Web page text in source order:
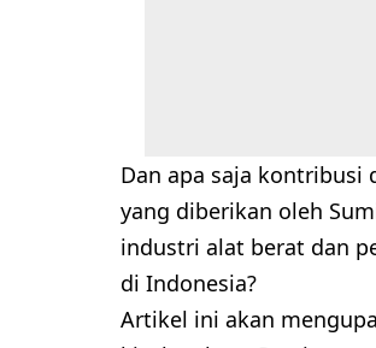
Dan apa saja kontribusi
yang diberikan oleh
industri alat berat dan
di Indonesia?
Artikel ini akan